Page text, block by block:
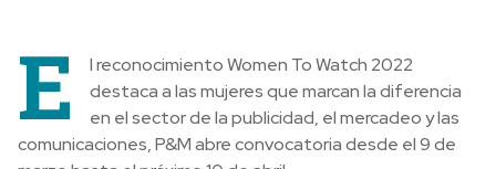
E
l reconocimiento Women To Watch 2022
destaca a las mujeres que marcan la diferencia
en el sector de la publicidad, el mercadeo y las
comunicaciones, P&M abre convocatoria desde el 9 de